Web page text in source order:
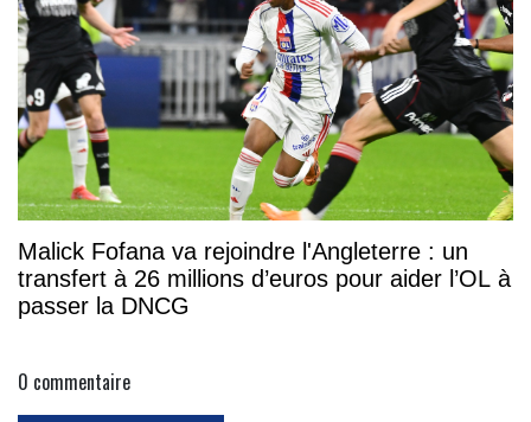
Malick Fofana va rejoindre l'Angleterre : un
transfert à 26 millions d’euros pour aider l’OL à
passer la DNCG
0 commentaire